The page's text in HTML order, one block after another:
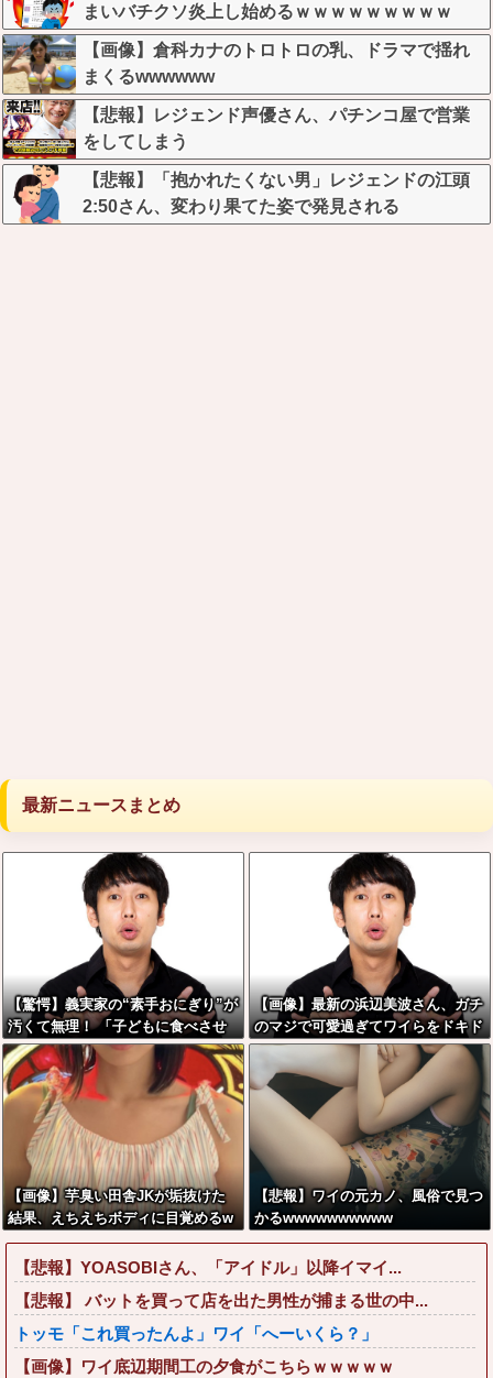
まいバチクソ炎上し始めるｗｗｗｗｗｗｗｗｗ
【画像】倉科カナのトロトロの乳、ドラマで揺れ
まくるwwwwww
【悲報】レジェンド声優さん、パチンコ屋で営業
をしてしまう
【悲報】「抱かれたくない男」レジェンドの江頭
2:50さん、変わり果てた姿で発見される
最新ニュースまとめ
【驚愕】義実家の“素手おにぎり”が
汚くて無理！ 「子どもに食べさせ
たくない！！」←お前らは食べられ
る？？？？？？
【画像】最新の浜辺美波さん、ガチ
のマジで可愛過ぎてワイらをドキド
キさせてしまうw w w w w w w
【画像】芋臭い田舎JKが垢抜けた
結果、えちえちボディに目覚めるw
wwwww
【悲報】ワイの元カノ、風俗で見つ
かるwwwwwwwwww
【悲報】YOASOBIさん、「アイドル」以降イマイ...
【悲報】 バットを買って店を出た男性が捕まる世の中...
トッモ「これ買ったんよ」ワイ「へーいくら？」
【画像】ワイ底辺期間工の夕食がこちらｗｗｗｗｗ